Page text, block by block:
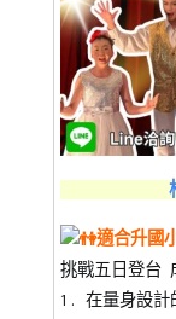
適合升國
挑戰五日登台
1. 在量身設計